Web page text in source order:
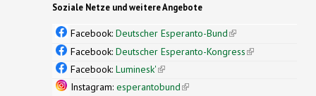
Soziale Netze und weitere Angebote
Facebook: Deutscher Esperanto-Bund(link is
external)
Facebook: Deutscher Esperanto-Kongress(link is
Facebook: Luminesk'(link is external)
Instagram: esperantobund(link is external)